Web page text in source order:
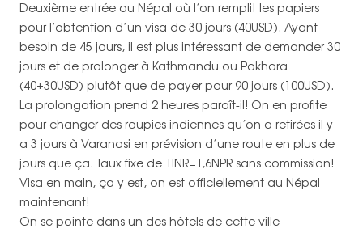
Deuxième entrée au Népal où l’on remplit les papiers
pour l’obtention d’un visa de 30 jours (40USD). Ayant
besoin de 45 jours, il est plus intéressant de demander 30
jours et de prolonger à Kathmandu ou Pokhara
(40+30USD) plutôt que de payer pour 90 jours (100USD).
La prolongation prend 2 heures paraît-il! On en profite
pour changer des roupies indiennes qu’on a retirées il y
a 3 jours à Varanasi en prévision d’une route en plus de
jours que ça. Taux fixe de 1INR=1,6NPR sans commission!
Visa en main, ça y est, on est officiellement au Népal
maintenant!
On se pointe dans un des hôtels de cette ville